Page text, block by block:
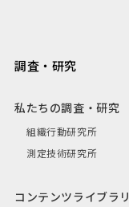
調査・研究
私たちの調査・研究
組織行動研究所
測定技術研究所
コンテンツライブラリ